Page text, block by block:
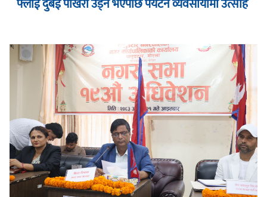
फ्लाई दुबई पोखरा उड्ने भएपछि पर्यटन व्यवसायीमा उत्साह